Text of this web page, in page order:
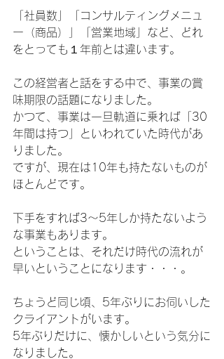
「社員数」「コンサルティングメニュ
ー（商品）」「営業地域」など、どれ
をとっても１年前とは違います。
この経営者と話をする中で、事業の賞
味期限の話題になりました。
かつて、事業は一旦軌道に乗れば「30
年間は持つ」といわれていた時代があ
りました。
ですが、現在は10年も持たないものが
ほとんどです。
下手をすれば3～5年しか持たないよう
な事業もあります。
ということは、それだけ時代の流れが
早いということになります・・・。
ちょうど同じ頃、5年ぶりにお伺いした
クライアントがいます。
5年ぶりだけに、懐かしいという気分に
なりました。